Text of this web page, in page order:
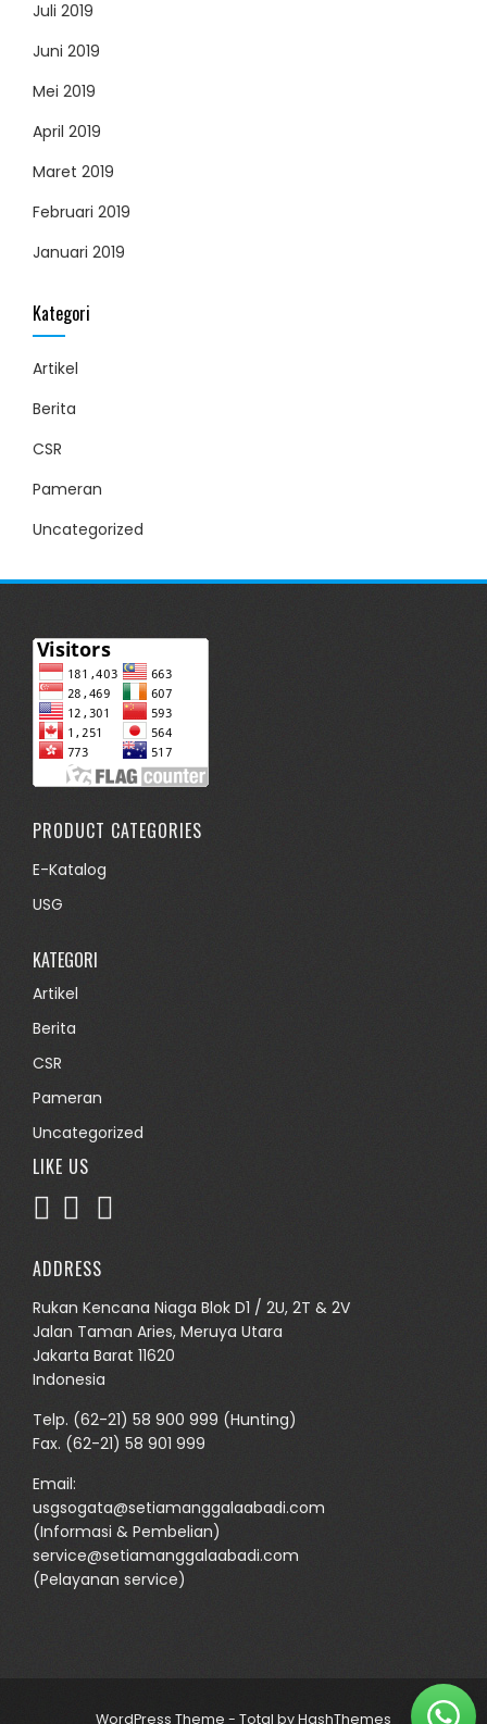
Juli 2019
Juni 2019
Mei 2019
April 2019
Maret 2019
Februari 2019
Januari 2019
Kategori
Artikel
Berita
CSR
Pameran
Uncategorized
PRODUCT CATEGORIES
E-Katalog
USG
KATEGORI
Artikel
Berita
CSR
Pameran
Uncategorized
LIKE US
ADDRESS
Rukan Kencana Niaga Blok D1 / 2U, 2T & 2V
Jalan Taman Aries, Meruya Utara
Jakarta Barat 11620
Indonesia
Telp. (62-21) 58 900 999 (Hunting)
Fax. (62-21) 58 901 999
Email:
usgsogata@setiamanggalaabadi.com
(Informasi & Pembelian)
service@setiamanggalaabadi.com
(Pelayanan service)
WordPress Theme - Total by HashThemes